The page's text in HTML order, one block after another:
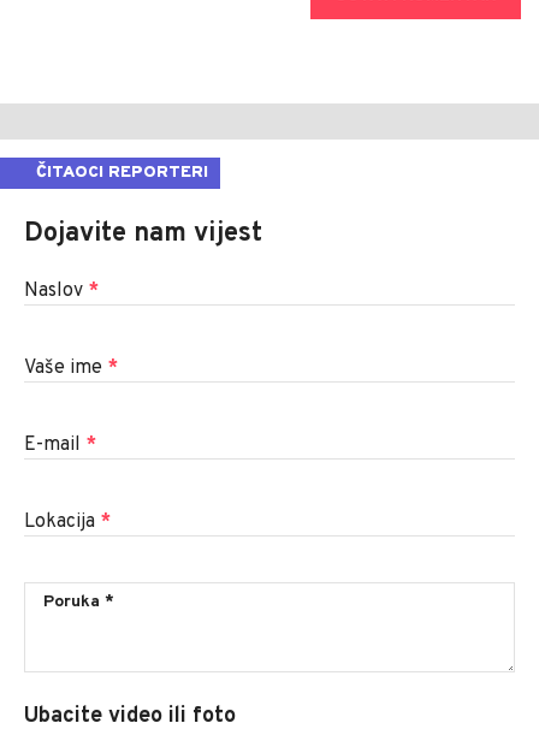
ČITAOCI REPORTERI
Dojavite nam vijest
Naslov *
Vaše ime *
E-mail *
Lokacija *
Ubacite video ili foto